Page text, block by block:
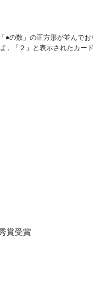
●の数」の正方形が並んで
，「２」と表示されたカ
賞受賞